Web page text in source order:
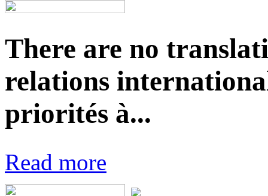
There are no
relations
priorités à...
Read more